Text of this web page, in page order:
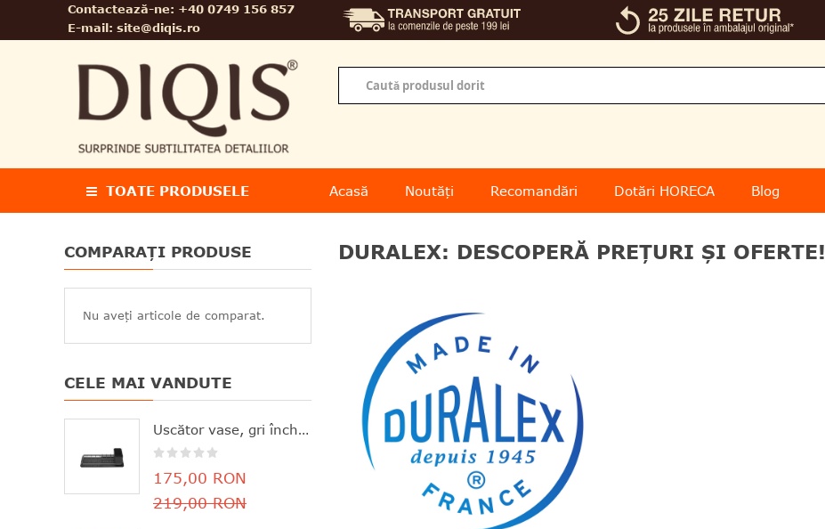
Contactează-ne: +40 0749 156 857
E-mail: site@diqis.ro
TOATE PRODUSELE Acasă Noutăți Recomandări Dotări HORECA Blog
DURALEX: DESCOPERĂ PREŢURI ŞI OFERTE!
COMPARAȚI PRODUSE
Nu aveți articole de comparat.
CELE MAI VANDUTE
Uscător vase, gri închis, aluminiu+plastic, 46.3x20x12.6 cm, Brabantia - 8710755117268
175,00 RON
219,00 RON